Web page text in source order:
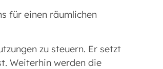
für einen räumlichen
zu steuern. Er setzt
Weiterhin werden die